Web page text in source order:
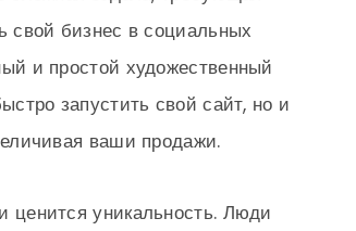
свой бизнес в социальных
и простой художественный
запустить свой сайт, но и
ваши продажи.
ценится уникальность. Люди